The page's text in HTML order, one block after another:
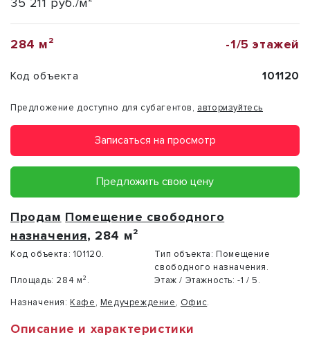
284 м² -1/5 этажей
Код объекта 101120
Предложение доступно для субагентов, авторизуйтесь
Записаться на просмотр
Предложить свою цену
Продам Помещение свободного
назначения, 284 м²
Код объекта: 101120. Тип объекта: Помещение
свободного назначения.
Площадь: 284 м². Этаж / Этажность: -1 / 5.
Назначения: Кафе, Медучреждение, Офис.
Описание и характеристики